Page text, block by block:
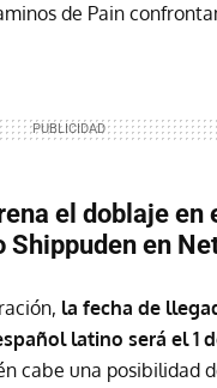
de Pain
el doblaje en
Shippuden en
la fecha de
latino será el 1
cabe una posibilidad